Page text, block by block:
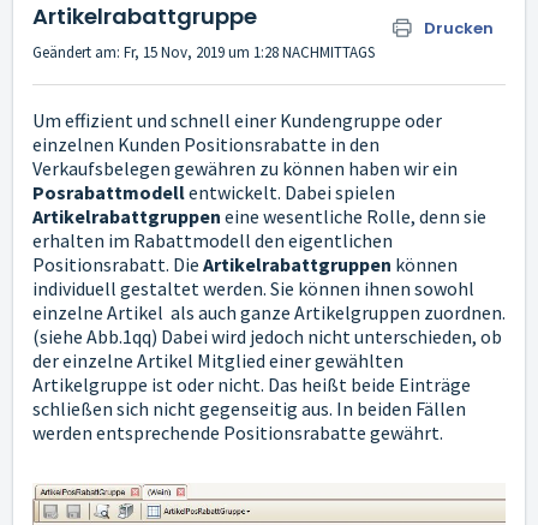
Artikelrabattgruppe Drucken
Geändert am: Fr, 15 Nov, 2019 um 1:28 NACHMITTAGS
Um effizient und schnell einer Kundengruppe oder
einzelnen Kunden Positionsrabatte in den
Verkaufsbelegen gewähren zu können haben wir ein
Posrabattmodellentwickelt. Dabei spielen
Artikelrabattgruppen eine wesentliche Rolle, denn sie
erhalten im Rabattmodell den eigentlichen
Positionsrabatt. Die Artikelrabattgruppen können
individuell gestaltet werden. Sie können ihnen sowohl
einzelne Artikel als auch ganze Artikelgruppen zuordnen.
(siehe Abb.1qq) Dabei wird jedoch nicht unterschieden, ob
der einzelne Artikel Mitglied einer gewählten
Artikelgruppe ist oder nicht. Das heißt beide Einträge
schließen sich nicht gegenseitig aus. In beiden Fällen
werden entsprechende Positionsrabatte gewährt.